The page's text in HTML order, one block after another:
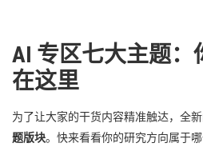
AI 专区七大主题：
在这里
为了让大家的干货内容精准触达，全
题版块。快来看看你的研究方向属于哪